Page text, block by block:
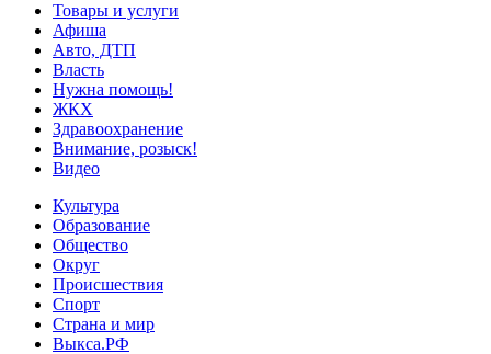
Товары и услуги
Афиша
Авто, ДТП
Власть
Нужна помощь!
ЖКХ
Здравоохранение
Внимание, розыск!
Видео
Культура
Образование
Общество
Округ
Происшествия
Спорт
Страна и мир
Выкса.РФ